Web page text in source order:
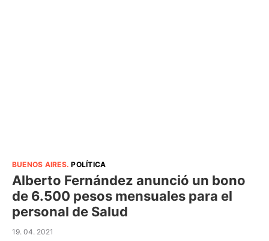
BUENOS AIRES.POLÍTICA
Alberto Fernández anunció un bono
de 6.500 pesos mensuales para el
personal de Salud
19. 04. 2021